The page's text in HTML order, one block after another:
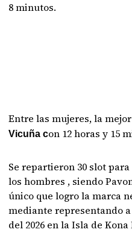
8 minutos.
Entre las mujeres, la
Vicuña con 12 horas y 15
Se repartieron 30 slot
los hombres , siendo
único que logro la marca
mediante representando
del 2026 en la Isla de